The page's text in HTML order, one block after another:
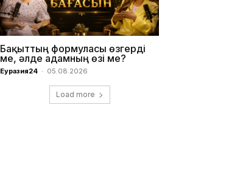
Бақыттың формуласы өзгерді
ме, әлде адамның өзі ме?
Еуразия24 - 05.08.2026
Load more